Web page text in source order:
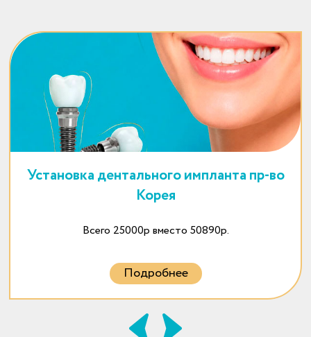
Установка дентального импланта пр-во
Корея
Всего 25000р вместо 50890р.
Подробнее